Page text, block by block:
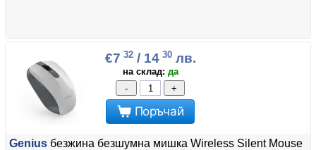
€7 32/ 14 30лв.
на склад: да
-
+
Поръчай
Genius безжина безшумна мишка Wireless Silent Mouse